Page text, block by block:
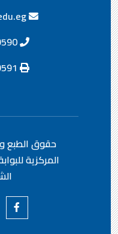
President@kfs.edu.eg
002-047-3109590
حقوق الطبع
المركزية